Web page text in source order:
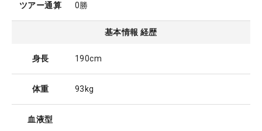
ツアー通算 0勝
基本情報 経歴
身長 190cm
体重 93kg
血液型